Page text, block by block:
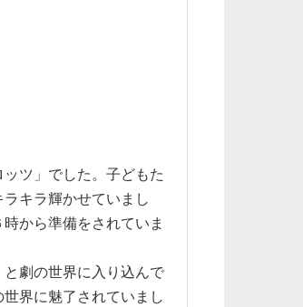
ツ」でした。子どもた
キラ輝かせていまし
から準備をされていま
劇の世界に入り込んで
界に魅了されていまし